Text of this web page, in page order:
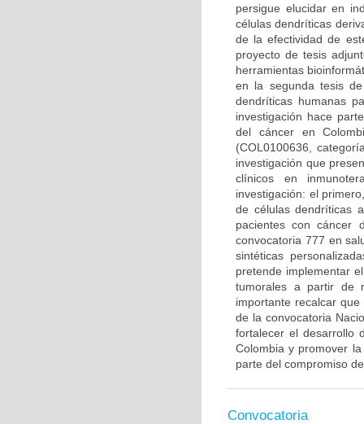
persigue elucidar en
células dendríticas
de la efectividad de
proyecto de tesis
herramientas
en la segunda tesis
dendríticas humanas
investigación hace
del cáncer en
(COL0100636,
investigación que
clínicos en
investigación: el
de células dendríticas
pacientes con cáncer
convocatoria 777 en
sintéticas
pretende implementar
tumorales a partir de
importante recalcar
de la convocatoria
fortalecer el desarrollo
Colombia y promover
parte del compromiso
Convocatoria